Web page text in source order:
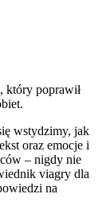
który poprawił
wstydzimy, jak
oraz emocje i
– nigdy nie
viagry dla
na